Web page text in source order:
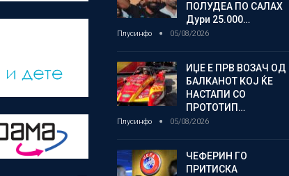
ПОЛУДЕА ПО САЛАХ
Дури 25.000…
Плусинфо 05/08/2026
ИЏЕ Е ПРВ ВОЗАЧ ОД
БАЛКАНОТ КОЈ ЌЕ
НАСТАПИ СО
ПРОТОТИП…
Плусинфо 05/08/2026
ЧЕФЕРИН ГО
ПРИТИСКА